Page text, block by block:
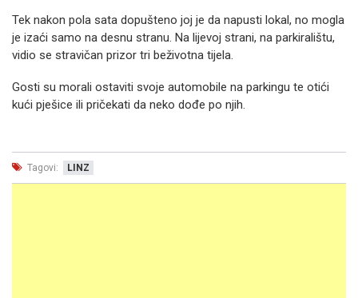
Tek nakon pola sata dopušteno joj je da napusti lokal, no mogla
je izaći samo na desnu stranu. Na lijevoj strani, na parkiralištu,
vidio se stravičan prizor tri beživotna tijela.
Gosti su morali ostaviti svoje automobile na parkingu te otići
kući pješice ili pričekati da neko dođe po njih.
Tagovi: LINZ